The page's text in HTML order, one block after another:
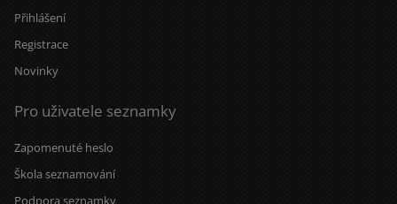
Přihlášení
Registrace
Novinky
Pro uživatele seznamky
Zapomenuté heslo
Škola seznamování
Podpora seznamky